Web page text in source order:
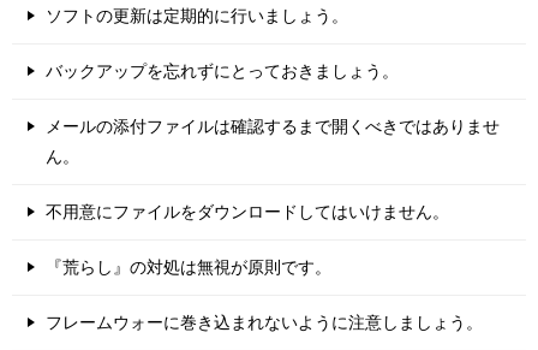
ソフトの更新は定期的に行いましょう。
バックアップを忘れずにとっておきましょう。
メールの添付ファイルは確認するまで開くべきではありませ
ん。
不用意にファイルをダウンロードしてはいけません。
『荒らし』の対処は無視が原則です。
フレームウォーに巻き込まれないように注意しましょう。